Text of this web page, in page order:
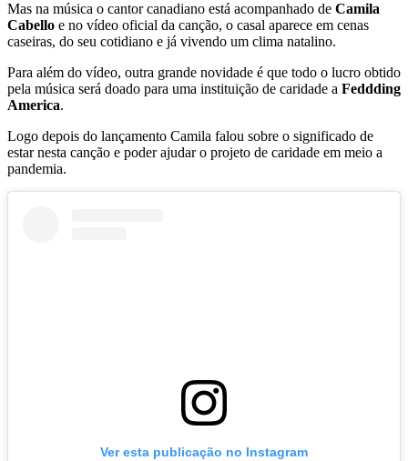
Mas na música o cantor canadiano está acompanhado de Camila
Cabello e no vídeo oficial da canção, o casal aparece em cenas
caseiras, do seu cotidiano e já vivendo um clima natalino.
Para além do vídeo, outra grande novidade é que todo o lucro obtido
pela música será doado para uma instituição de caridade a Feddding
America.
Logo depois do lançamento Camila falou sobre o significado de
estar nesta canção e poder ajudar o projeto de caridade em meio a
pandemia.
Ver esta publicação no Instagram